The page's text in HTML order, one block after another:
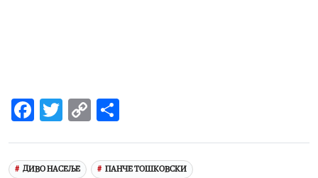
Facebook
Twitter
Copy
ДИВО НАСЕЉЕ ПАНЧЕ ТОШКОВСКИ